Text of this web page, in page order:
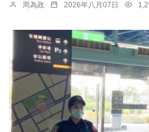
周為政 2026年八月07日